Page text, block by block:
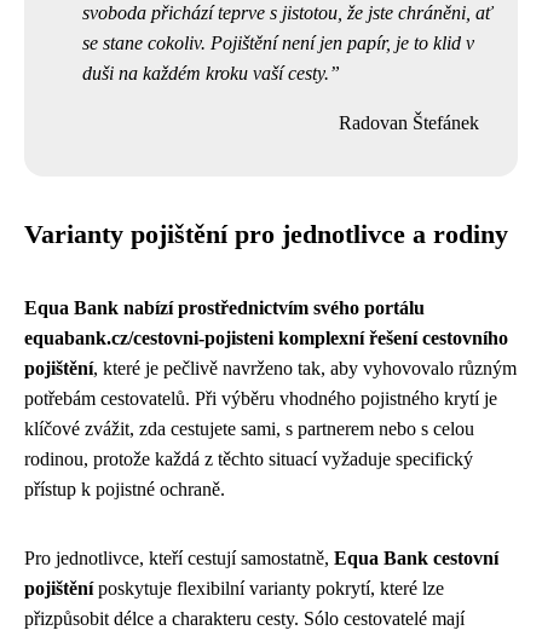
svoboda přichází teprve s jistotou, že jste chráněni, ať
se stane cokoliv. Pojištění není jen papír, je to klid v
duši na každém kroku vaší cesty.
Radovan Štefánek
Varianty pojištění pro jednotlivce a rodiny
Equa Bank nabízí prostřednictvím svého portálu
equabank.cz/cestovni-pojisteni komplexní řešení cestovního
pojištění, které je pečlivě navrženo tak, aby vyhovovalo různým
potřebám cestovatelů. Při výběru vhodného pojistného krytí je
klíčové zvážit, zda cestujete sami, s partnerem nebo s celou
rodinou, protože každá z těchto situací vyžaduje specifický
přístup k pojistné ochraně.
Pro jednotlivce, kteří cestují samostatně, Equa Bank cestovní
pojištěníposkytuje flexibilní varianty pokrytí, které lze
přizpůsobit délce a charakteru cesty. Sólo cestovatelé mají